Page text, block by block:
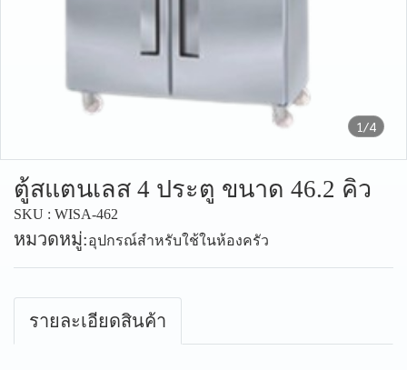
1/4
ตู้สแตนเลส 4 ประตู ขนาด 46.2 คิว
SKU : WISA-462
หมวดหมู่:อุปกรณ์สำหรับใช้ในห้องครัว
รายละเอียดสินค้า